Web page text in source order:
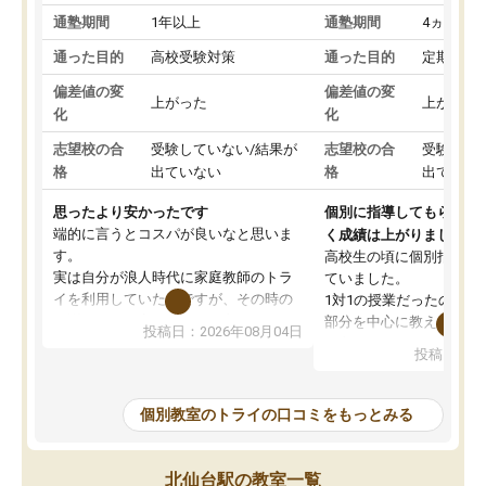
通塾期間 1年以上
通った目的 高校受験対策
偏差値の変
化
上がった
志望校の合
格
受験していない/結果が
出ていない
思ったより安かったです
端的に言うとコスパが良いなと思いま
す。
実は自分が浪人時代に家庭教師のトラ
イを利用していたのですが、その時の
月謝がとても高くトライに良いイメー
ジがありませんでした。
し始めた形です。
しかし、以前とは違い料金がリーズナ
ブルでびっくりしました。
通って1年以上ですが、勉強への取り組
投稿日：2026年08月04日
通塾期間 4ヵ月～1
通った目的 定期テス
偏差値の変
化
上がった
志望校の合
格
受験して
出ていな
個別に指導してもらえる
く成績は上がりました。
高校生の頃に個別指導の
ていました。
1対1の授業だったので、
部分を中心に教えてもら
わからないところもそ
もらえたので、勉強への
しずつなくなりました。
その結果成績も上がり、
投稿日：
個別教室のトライの口コミをもっとみる
北仙台駅の教室一覧